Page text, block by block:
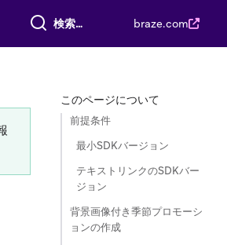
すべて検索 braze.com
このページについて
前提条件
最小SDKバージョン
テキストリンクのSDKバー
ジョン
背景画像付き季節プロモーシ
ョンの作成